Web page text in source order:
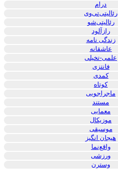
درام
رئالیتی‌تی‌وی
رئالیتی‌شو
رازآلود
زندگی نامه
عاشقانه
علمی-تخیلی
فانتزی
کمدی
کوتاه
ماجراجویی
مستند
معمایی
موزیکال
موسیقی
هیجان انگیز
واقع‌نما
ورزشی
وسترن